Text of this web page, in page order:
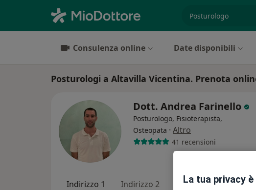
Consulenza online Date disponibili
Posturologi a Altavilla Vicentina. Prenota
Dott. Andrea Farinello
Posturologo, Fisioterapista,
Osteopata · Altro
41 recensioni
Indirizzo 1 Indirizzo 2 Online
La tua privacy